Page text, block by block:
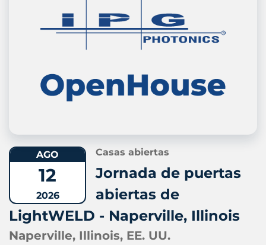
AGO
12
2026
Casas abiertas
Jornada de puertas
abiertas de
LightWELD - Naperville, Illinois
Naperville, Illinois, EE. UU.